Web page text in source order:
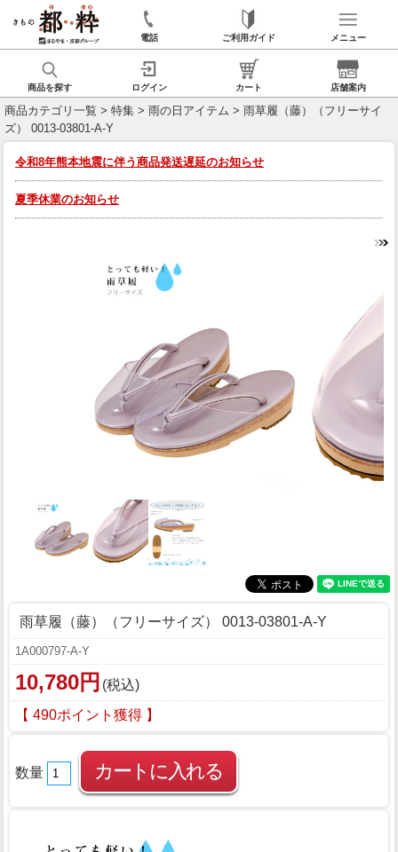
電話 ご利用ガイド メニュー
商品を探す ログイン カート 店舗案内
商品カテゴリ一覧 > 特集 > 雨の日アイテム > 雨草履（藤）（フリーサイ
ズ） 0013-03801-A-Y
令和8年熊本地震に伴う商品発送遅延のお知らせ
夏季休業のお知らせ
雨草履（藤）（フリーサイズ） 0013-03801-A-Y
1A000797-A-Y
10,780円 (税込)
【 490ポイント獲得 】
数量